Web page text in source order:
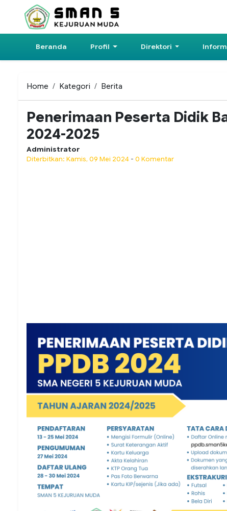
Beranda Profil Direktori
Home Kategori Berita
Penerimaan Peserta Didik
2024-2025
Administrator
Diterbitkan: Kamis, 09 Mei 2024 - 0 Komentar